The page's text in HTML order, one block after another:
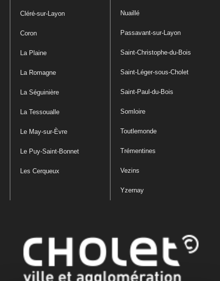
Cléré-sur-Layon
Coron
La Plaine
La Romagne
La Séguinière
La Tessoualle
Le May-sur-Èvre
Le Puy-Saint-Bonnet
Les Cerqueux
Nuaillé
Passavant-sur-Layon
Saint-Christophe-du-Bois
Saint-Léger-sous-Cholet
Saint-Paul-du-Bois
Somloire
Toutlemonde
Trémentines
Vezins
Yzernay